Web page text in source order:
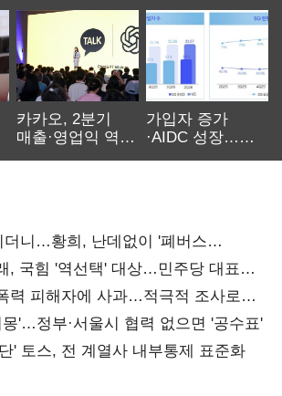
카카오, 2분기
매출·영업익 역대
가입자 증가
·AIDC 성장…
더니…황희, 난데없이 '폐버스
, 국힘 '역선택' 대상…민주당 대표로
력 피해자에 사과…적극적 조사로
'…정부·서울시 협력 없으면 '공수표'
' 토스, 전 계열사 내부통제 표준화